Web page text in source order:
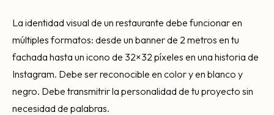
La identidad visual de un restaurante debe funcionar en
múltiples formatos: desde un banner de 2 metros en tu
fachada hasta un icono de 32×32 píxeles en una historia de
Instagram. Debe ser reconocible en color y en blanco y
negro. Debe transmitrir la personalidad de tu proyecto sin
necesidad de palabras.